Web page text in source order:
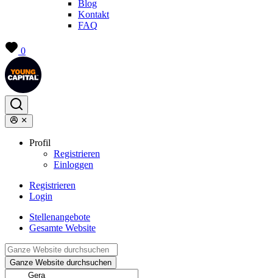
Blog
Kontakt
FAQ
0
Profil
Registrieren
Einloggen
Registrieren
Login
Stellenangebote
Gesamte Website